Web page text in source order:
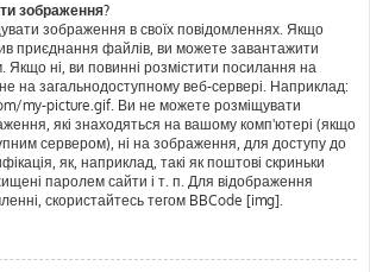
зображення?
зображення в своїх повідомленнях. Якщо
приєднання файлів, ви можете завантажити
ні, ви повинні розмістити посилання на
на загальнодоступному веб-сервері. Наприклад:
my-picture.gif. Ви не можете розміщувати
які знаходяться на вашому комп'ютері (якщо
сервером), ні на зображення, для доступу до
як, наприклад, такі як поштові скриньки
паролем сайти і т. п. Для відображення
скористайтесь тегом BBCode [img].